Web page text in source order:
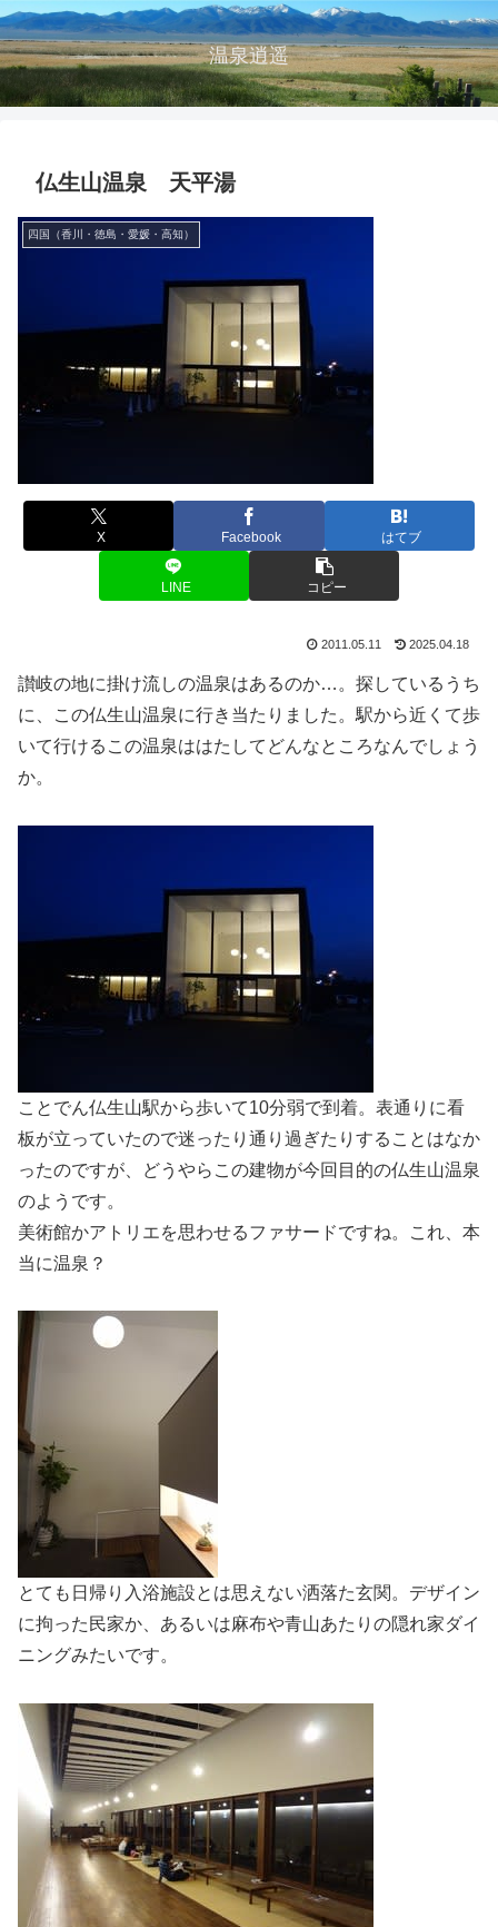
温泉逍遥
仏生山温泉 天平湯
四国（香川・徳島・愛媛・高知）
X Facebook はてブ
LINE コピー
2011.05.11 2025.04.18
讃岐の地に掛け流しの温泉はあるのか…。探しているうち
に、この仏生山温泉に行き当たりました。駅から近くて歩
いて行けるこの温泉ははたしてどんなところなんでしょう
か。
ことでん仏生山駅から歩いて10分弱で到着。表通りに看
板が立っていたので迷ったり通り過ぎたりすることはなか
ったのですが、どうやらこの建物が今回目的の仏生山温泉
のようです。
美術館かアトリエを思わせるファサードですね。これ、本
当に温泉？
とても日帰り入浴施設とは思えない洒落た玄関。デザイン
に拘った民家か、あるいは麻布や青山あたりの隠れ家ダイ
ニングみたいです。